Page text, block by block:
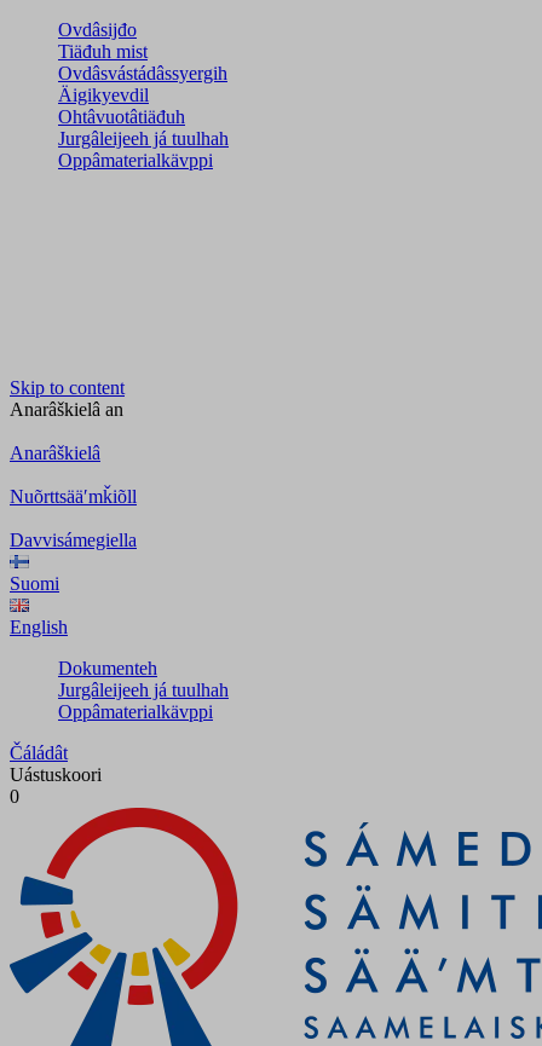
Ovdâsijđo
Tiäđuh mist
Ovdâsvástádâssyergih
Äigikyevdil
Ohtâvuotâtiäđuh
Jurgâleijeeh já tuulhah
Oppâmaterialkävppi
Skip to content
Anarâškielâ an
Anarâškielâ
Nuõrttsääʹmǩiõll
Davvisámegiella
Suomi
English
Dokumenteh
Jurgâleijeeh já tuulhah
Oppâmaterialkävppi
Čáládât
Uástuskoori
0